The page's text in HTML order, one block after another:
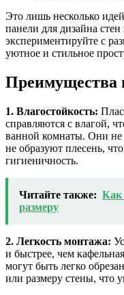
Это лишь несколько
панели для дизайна
экспериментируйте с
уютное и стильное
Преимущества
1. Влагостойкость:
справляются с влагой,
ванной комнаты. Они
не образуют плесень,
гигиеничность.
Читайте также: Как
размеру
2. Легкость монтажа:
и быстрее, чем
могут быть легко
или размеру стены, что